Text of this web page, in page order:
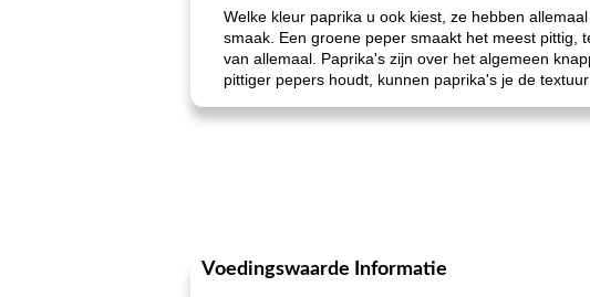
Welke kleur paprika u ook kiest, ze hebben
smaak. Een groene peper smaakt het meest pittig,
van allemaal. Paprika's zijn over het algemeen
pittiger pepers houdt, kunnen paprika's je de
Voedingswaarde Informatie